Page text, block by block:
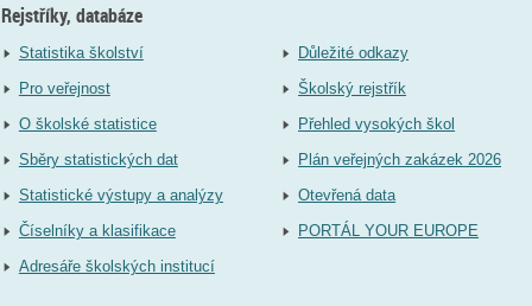
Rejstříky, databáze
Statistika školství
Pro veřejnost
O školské statistice
Sběry statistických dat
Statistické výstupy a analýzy
Číselníky a klasifikace
Adresáře školských institucí
Důležité odkazy
Školský rejstřík
Přehled vysokých škol
Plán veřejných zakázek 2026
Otevřená data
PORTÁL YOUR EUROPE